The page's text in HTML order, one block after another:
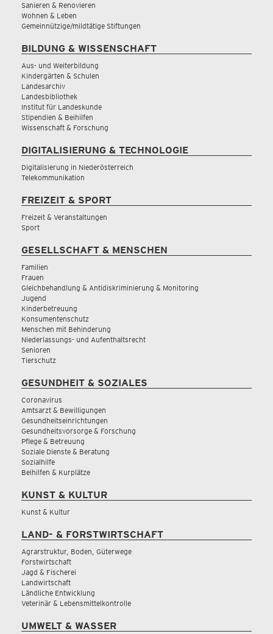
Sanieren & Renovieren
Wohnen & Leben
Gemeinnützige/mildtätige Stiftungen
BILDUNG & WISSENSCHAFT
Aus- und Weiterbildung
Kindergärten & Schulen
Landesarchiv
Landesbibliothek
Institut für Landeskunde
Stipendien & Beihilfen
Wissenschaft & Forschung
DIGITALISIERUNG & TECHNOLOGIE
Digitalisierung in Niederösterreich
Telekommunikation
FREIZEIT & SPORT
Freizeit & Veranstaltungen
Sport
GESELLSCHAFT & MENSCHEN
Familien
Frauen
Gleichbehandlung & Antidiskriminierung & Monitoring
Jugend
Kinderbetreuung
Konsumentenschutz
Menschen mit Behinderung
Niederlassungs- und Aufenthaltsrecht
Senioren
Tierschutz
GESUNDHEIT & SOZIALES
Coronavirus
Amtsarzt & Bewilligungen
Gesundheitseinrichtungen
Gesundheitsvorsorge & Forschung
Pflege & Betreuung
Soziale Dienste & Beratung
Sozialhilfe
Beihilfen & Kurplätze
KUNST & KULTUR
Kunst & Kultur
LAND- & FORSTWIRTSCHAFT
Agrarstruktur, Boden, Güterwege
Forstwirtschaft
Jagd & Fischerei
Landwirtschaft
Ländliche Entwicklung
Veterinär & Lebensmittelkontrolle
UMWELT & WASSER